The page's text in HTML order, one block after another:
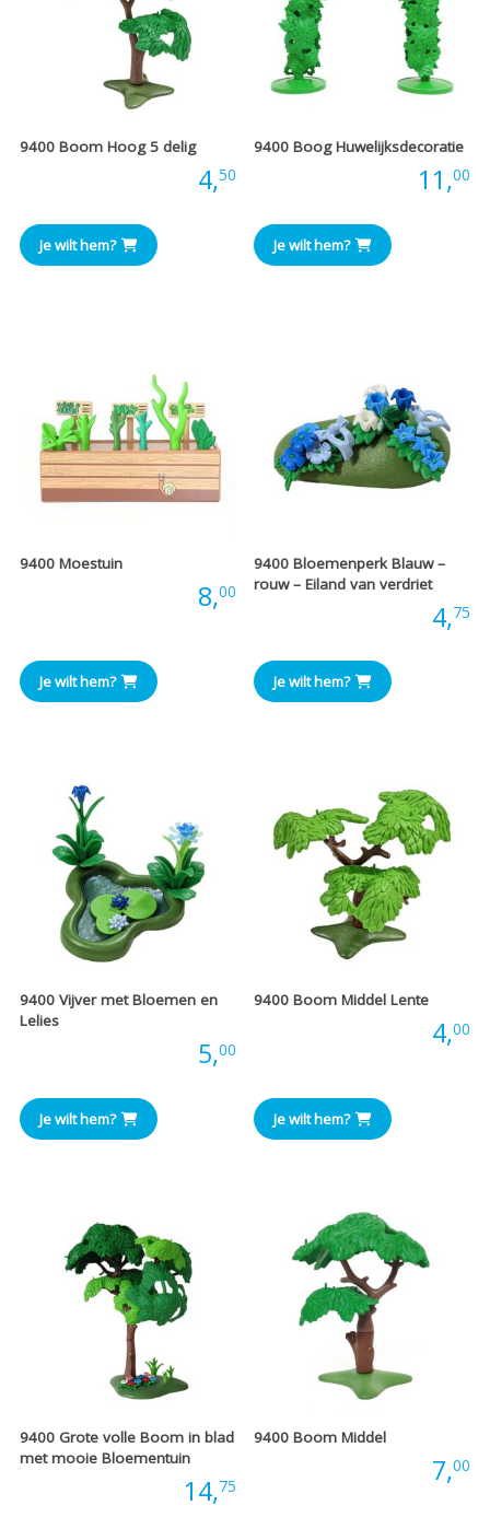
9400 Boom Hoog 5 delig
4,50
Je wilt hem?
9400 Boog Huwelijksdecoratie
11,00
Je wilt hem?
9400 Moestuin
8,00
Je wilt hem?
9400 Bloemenperk Blauw –
rouw – Eiland van verdriet
4,75
Je wilt hem?
9400 Vijver met Bloemen en
Lelies
5,00
Je wilt hem?
9400 Boom Middel Lente
4,00
Je wilt hem?
9400 Grote volle Boom in blad
met mooie Bloementuin
14,75
9400 Boom Middel
7,00